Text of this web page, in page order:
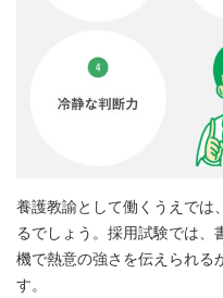
養護教諭として働くうえでは
るでしょう。採用試験では、
機で熱意の強さを伝えられる
す。